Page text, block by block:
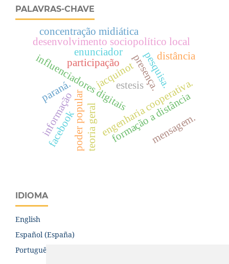
PALAVRAS-CHAVE
influenciadores digitais
desenvolvimento sociopolítico local
engenharia cooperativa.
formação a distância
jacquinotpresença.
pesquisa.
poder popular
participação
paraná.
informação mensagem.
concentração midiática
enunciador
estesis
teoria geral
distância
facebook
IDIOMA
English
Español (España)
Português (Brasil)